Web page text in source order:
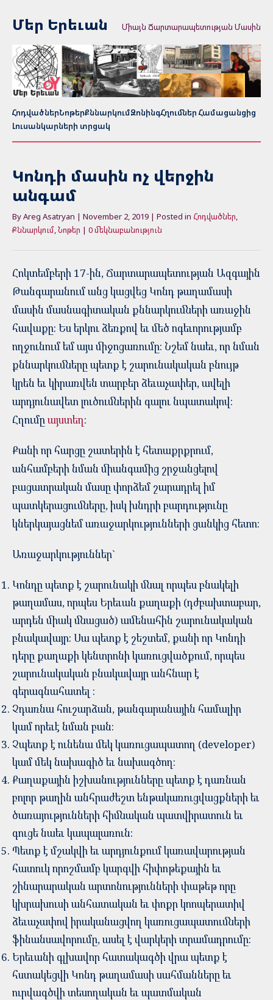
Մեր Երեւան Միայն Ճարտարապետության Մասին
ՀոդվածներՆոթերՔննարկումԶոնինգՀղումներ Համացանցից
Լուսանկարների տրցակ
Կոնդի մասին ոչ վերջին
անգամ
By Areg Asatryan | November 2, 2019 | Posted in Հոդվածներ,
Քննարկում,Նոթեր | 0 մեկնաբանություն
Հոկտեմբերի 17-ին, Ճարտարապետության Ազգային
Թանգարանում անց կացվեց Կոնդ թաղամասի
մասին մասնագիտական քննարկումների առաջին
հավաքը: Ես երկու ձեռքով եւ մեծ ոգեւորությամբ
ողջունում եմ այս միջոցառումը: Նշեմ նաեւ, որ նման
քննարկումները պետք է շարունակական բնույթ
կրեն եւ կիրառվեն տարբեր ձեւաչափեր, ավելի
արդյունավետ լուծումներին գալու նպատակով:
Հղումըայստեղ:
Քանի որ հարցը շատերին է հետաքրքրում,
անհամբերի նման միանգամից շրջանցելով
բացատրական մասը փորձեմ շարադրել իմ
պատկերացումները, իսկ խնդրի բարդությունը
կներկայացնեմ առաջարկությունների ցանկից հետո:
Առաջարկություններ`
Կոնդը պետք է շարունակի մնալ որպես բնակելի
թաղամաս, որպես Երեւան քաղաքի (դժբախտաբար,
արդեն միակ մնացած) ամենահին շարունակական
բնակավայր: Սա պետք է շեշտեմ, քանի որ Կոնդի
դերը քաղաքի կենտրոնի կառուցվածքում, որպես
շարունակական բնակավայր անհնար է
գերագնահատել :
Չդառնա հուշարձան, թանգարանային համալիր
կամ որեւէ նման բան:
Չպետք է ունենա մեկ կառուցապատող (developer)
կամ մեկ նախագիծ եւ նախագծող:
Քաղաքային իշխանությունները պետք է դառնան
բոլոր թաղին անհրաժեշտ ենթակառուցվացքների եւ
ծառայությունների հիմնական պատվիրատուն եւ
գուցե նաեւ կապալառուն:
Պետք է մշակվի եւ արդյունքում կառավարության
հատուկ որոշմամբ կարգվի հիփոթեքային եւ
շինարարական արտոնությունների փաթեթ որը
կխրախուսի անհատական եւ փոքր կոոպերատիվ
ձեւաչափով իրականացվող կառուցապատումների
ֆինանսավորումը, ասել է վարկերի տրամադրումը:
Երեւանի գլխավոր հատակագծի վրա պետք է
հստակեցվի Կոնդ թաղամասի սահմանները եւ
ուրվագծվի տեսողական եւ պատմական